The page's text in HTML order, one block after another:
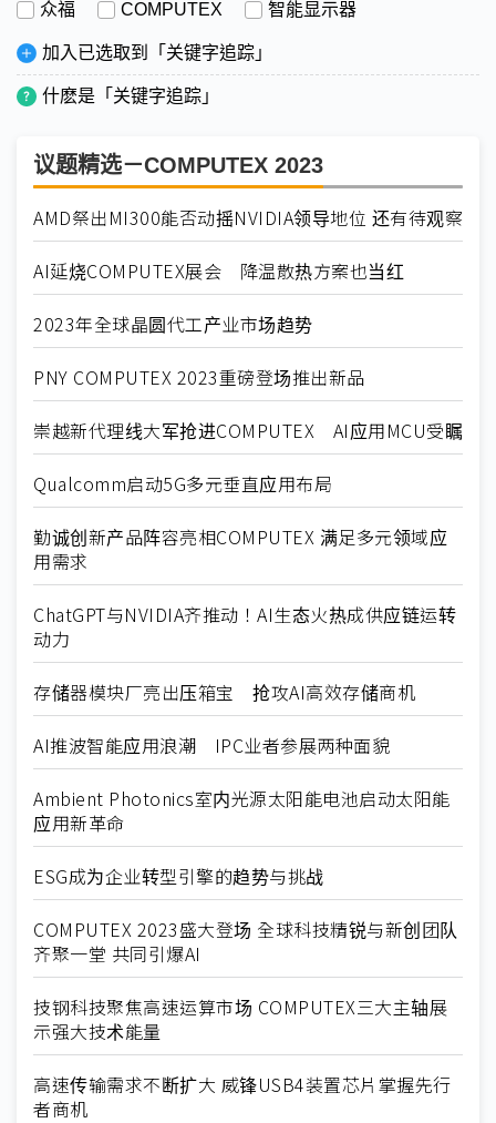
众福 COMPUTEX 智能显示器
加入已选取到「关键字追踪」
什麽是「关键字追踪」
议题精选－COMPUTEX 2023
AMD祭出MI300能否动摇NVIDIA领导地位 还有待观察
AI延烧COMPUTEX展会 降温散热方案也当红
2023年全球晶圆代工产业市场趋势
PNY COMPUTEX 2023重磅登场推出新品
崇越新代理线大军抢进COMPUTEX AI应用MCU受瞩
Qualcomm启动5G多元垂直应用布局
勤诚创新产品阵容亮相COMPUTEX 满足多元领域应
用需求
ChatGPT与NVIDIA齐推动！AI生态火热成供应链运转
动力
存储器模块厂亮出压箱宝 抢攻AI高效存储商机
AI推波智能应用浪潮 IPC业者参展两种面貌
Ambient Photonics室内光源太阳能电池启动太阳能
应用新革命
ESG成为企业转型引擎的趋势与挑战
COMPUTEX 2023盛大登场 全球科技精锐与新创团队
齐聚一堂 共同引爆AI
技钢科技聚焦高速运算市场 COMPUTEX三大主轴展
示强大技术能量
高速传输需求不断扩大 威锋USB4装置芯片掌握先行
者商机